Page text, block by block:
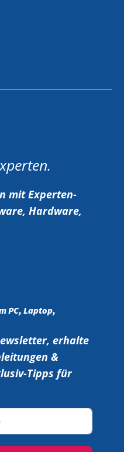
mit Experten-
Hardware,
PC, Laptop,
erhalte
&
Tipps für